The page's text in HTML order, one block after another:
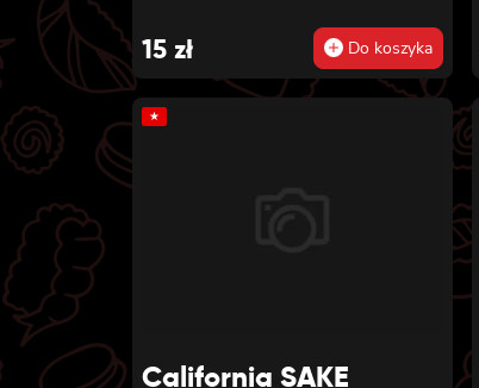
15 zł Do koszyka
★
California SAKE